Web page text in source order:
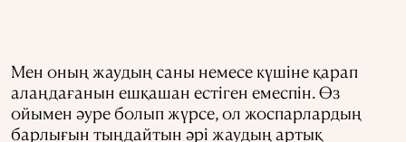
Мен оның жаудың саны немесе күшіне қарап
алаңдағанын ешқашан естіген емеспін. Өз
ойымен әуре болып жүрсе, ол жоспарлардың
барлығын тыңдайтын әрі жаудың артық